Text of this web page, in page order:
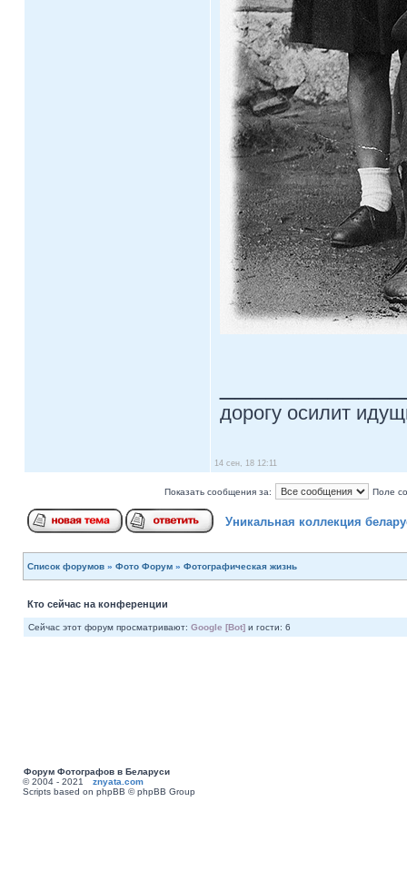
дорогу осилит
14 сен, 18 12:11
Показать сообщения за: Поле
Уникальная коллекция
Список форумов » Фото Форум » Фотографическая жизнь
Кто сейчас на конференции
Сейчас этот форум просматривают: Google [Bot] и гости: 6
Форум Фотографов в Беларуси
© 2004 - 2021 znyata.com
Scripts based on phpBB © phpBB Group